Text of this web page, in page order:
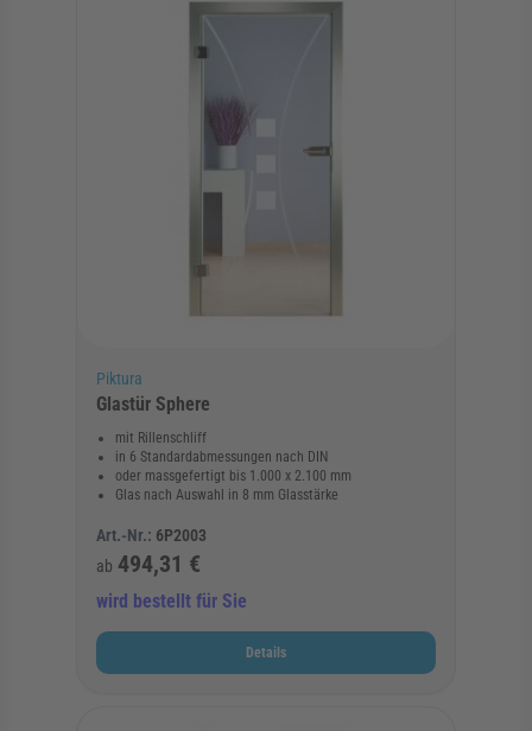
Piktura
Glastür Sphere
mit Rillenschliff
in 6 Standardabmessungen nach DIN
oder massgefertigt bis 1.000 x 2.100 mm
Glas nach Auswahl in 8 mm Glasstärke
Art.-Nr.: 6P2003
ab 494,31 €
wird bestellt für Sie
Details